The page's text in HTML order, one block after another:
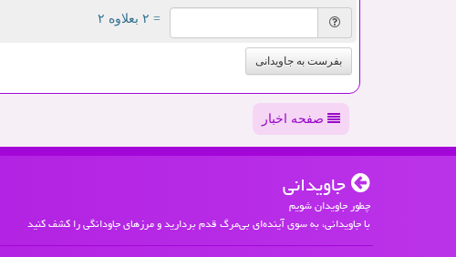
= ۲ بعلاوه ۲
بفرست به جاویدانی
صفحه اخبار
جاویدانی
چطور جاویدان شویم
با جاویدانی، به سوی آینده‌ای بی‌مرگ قدم بردارید و مرزهای جاودانگی را کشف کنید